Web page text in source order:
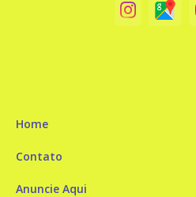
Home
Contato
Anuncie Aqui